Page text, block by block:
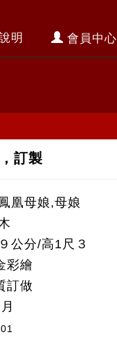
會員中心
明
訂製
凰母娘,母娘
公分/高1尺３
彩繪
訂做